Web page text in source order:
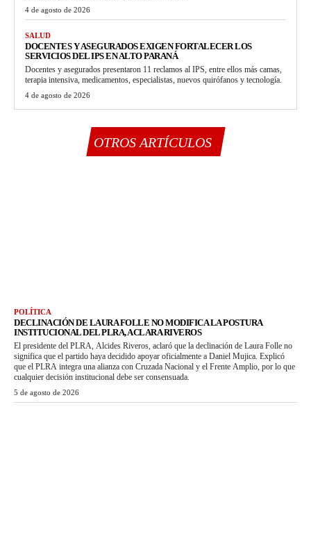
4 de agosto de 2026
SALUD
DOCENTES Y ASEGURADOS EXIGEN FORTALECER LOS
SERVICIOS DEL IPS EN ALTO PARANÁ
Docentes y asegurados presentaron 11 reclamos al IPS, entre ellos más camas,
terapia intensiva, medicamentos, especialistas, nuevos quirófanos y tecnología.
4 de agosto de 2026
OTROS ARTÍCULOS
POLÍTICA
DECLINACIÓN DE LAURA FOLLE NO MODIFICA LA POSTURA
INSTITUCIONAL DEL PLRA, ACLARA RIVEROS
El presidente del PLRA, Alcides Riveros, aclaró que la declinación de Laura Folle no
significa que el partido haya decidido apoyar oficialmente a Daniel Mujica. Explicó
que el PLRA integra una alianza con Cruzada Nacional y el Frente Amplio, por lo que
cualquier decisión institucional debe ser consensuada.
5 de agosto de 2026